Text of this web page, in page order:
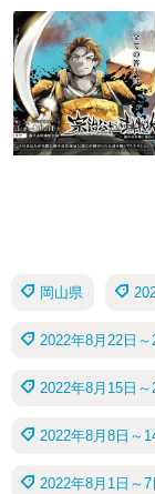
岡山県
2022年8月22日
2022年8月15日
2022年8月8日～
2022年8月1日～